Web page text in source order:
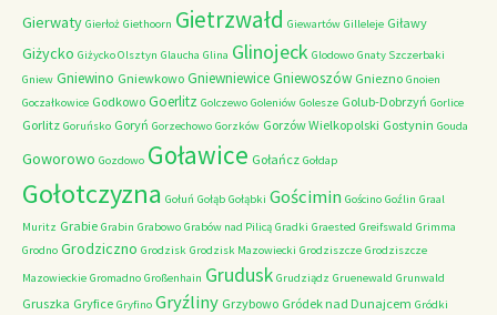
Gierwaty Gierłoż Giethoorn Gietrzwałd Giewartów Gilleleje Giławy
Giżycko Giżycko Olsztyn Glaucha Glina Glinojeck Glodowo Gnaty Szczerbaki
Gniew Gniewino Gniewkowo GniewniewiceGniewoszów Gniezno Gnoien
Goczałkowice Godkowo Goerlitz Golczewo Goleniów Golesze Golub-Dobrzyń Gorlice
Gorlitz Goruńsko Goryń Gorzechowo Gorzków Gorzów Wielkopolski Gostynin Gouda
Goworowo Gozdowo Goławice Gołańcz Gołdap
Gołotczyzna Gołuń Gołąb Gołąbki Gościmin Gościno Goźlin Graal
Muritz Grabie Grabin Grabowo Grabów nad Pilicą Gradki Graested Greifswald Grimma
Grodno Grodziczno Grodzisk Grodzisk Mazowiecki Grodziszcze Grodziszcze
Mazowieckie Gromadno Großenhain Grudusk Grudziądz Gruenewald Grunwald
Gruszka Gryfice Gryfino Gryźliny Grzybowo Gródek nad Dunajcem Gródki